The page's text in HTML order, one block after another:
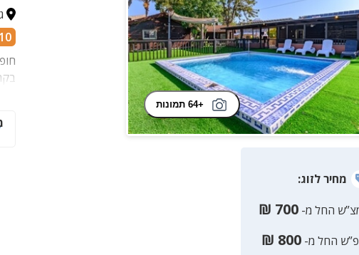
+64 תמונות
10
מחירלזוג:
החל מ- 700
₪
החל מ- 800
₪